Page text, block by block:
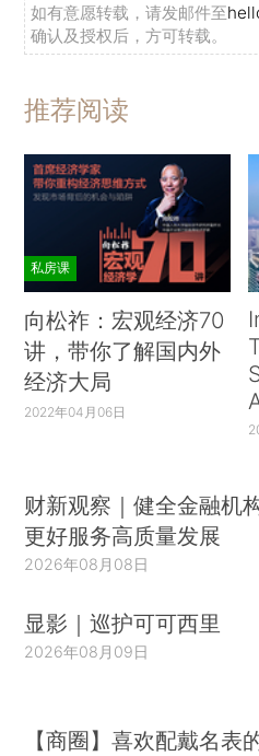
如有意愿转载，请发邮件至
确认及授权后，方可转载。
推荐阅读
私房课
向松祚：宏观经济70
讲，带你了解国内外
经济大局
2022年04月06日
财新观察｜健全金融机
更好服务高质量发展
2026年08月08日
显影｜巡护可可西里
2026年08月09日
【商圈】喜欢配戴名表